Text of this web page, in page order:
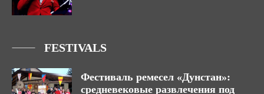
FESTIVALS
Фестиваль ремесел «Дунстан»:
средневековые развлечения под